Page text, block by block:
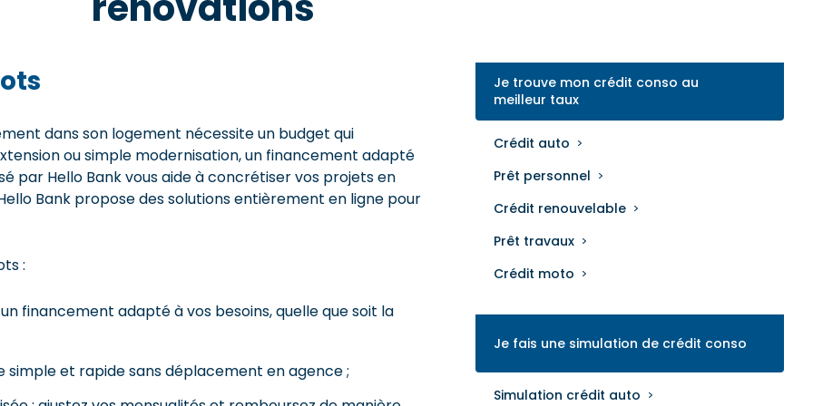
dans son logement nécessite un budget qui
ou simple modernisation, un financement adapté
par Hello Bank vous aide à concrétiser vos projets en
Bank propose des solutions entièrement en ligne pour
:
financement adapté à vos besoins, quelle que soit la
simple et rapide sans déplacement en agence ;
Je trouve mon crédit conso au
meilleur taux
Crédit auto
Prêt personnel
Crédit renouvelable
Prêt travaux
Crédit moto
Je fais une simulation de crédit conso
Simulation crédit auto